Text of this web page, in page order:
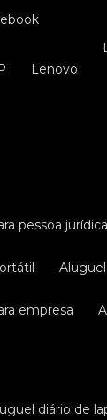
Lenovo
pessoa jurídica
empresa
diário de